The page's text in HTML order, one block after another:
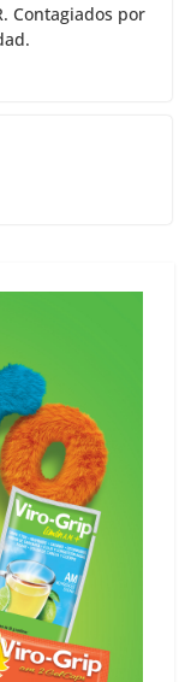
Contagiados por